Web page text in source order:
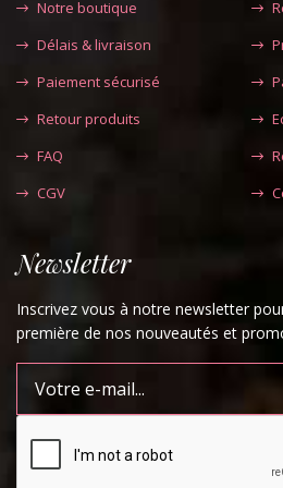
Notre boutique
Délais & livraison
Paiement sécurisé
Retour produits
FAQ
CGV
Newsletter
Inscrivez vous à notre newsletter
première de nos nouveautés et